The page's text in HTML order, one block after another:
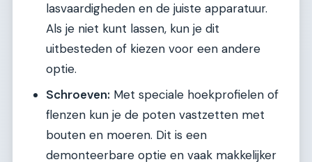
lasvaardigheden en de juiste apparatuur.
Als je niet kunt lassen, kun je dit
uitbesteden of kiezen voor een andere
optie.
Schroeven: Met speciale hoekprofielen of
flenzen kun je de poten vastzetten met
bouten en moeren. Dit is een
demonteerbare optie en vaak makkelijker